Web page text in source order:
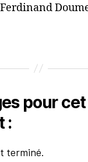
pour cet
:
terminé.